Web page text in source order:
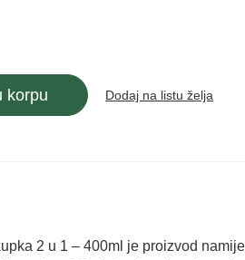
korpu Dodaj na listu želja
2 u 1 – 400ml je proizvod